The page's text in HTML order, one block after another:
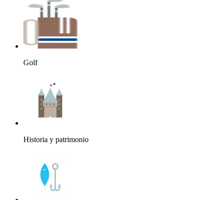
Golf
Historia y patrimonio